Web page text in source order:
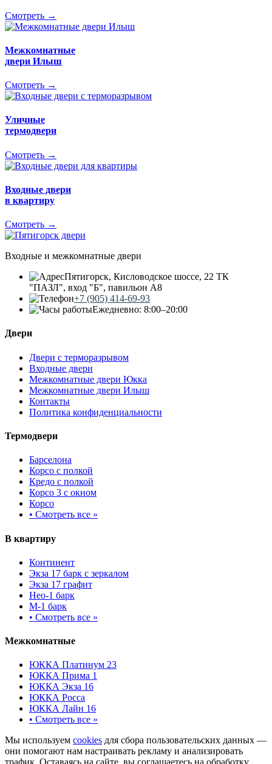
Смотреть →
Межкомнатные
двери Илыш
Смотреть →
Уличные
термодвери
Смотреть →
Входные двери
в квартиру
Смотреть →
Входные и межкомнатные двери
Пятигорск, Кисловодское шоссе, 22 ТК
"ПАЗЛ", вход "Б", павильон А8
+7 (905) 414-69-93
Ежедневно: 8:00–20:00
Двери
Двери с терморазрывом
Входные двери
Межкомнатные двери Юкка
Межкомнатные двери Илыш
Контакты
Политика конфиденциальности
Термодвери
Барселона
Корсо с полкой
Кредо с полкой
Корсо 3 с окном
Корсо
• Смотреть все »
В квартиру
Континент
Экза 17 барк с зеркалом
Экза 17 графит
Нео-1 барк
М-1 барк
• Смотреть все »
Межкомнатные
ЮККА Платинум 23
ЮККА Прима 1
ЮККА Экза 16
ЮККА Росса
ЮККА Лайн 16
• Смотреть все »
Мы используем cookies для сбора пользовательских данных —
они помогают нам настраивать рекламу и анализировать